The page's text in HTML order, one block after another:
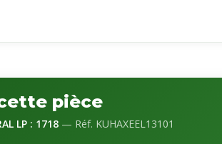
pièce
LP : 1718 — Réf. KUHAXEEL13101